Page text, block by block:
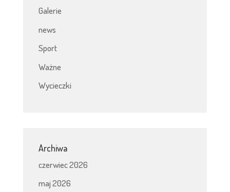
Galerie
news
Sport
Ważne
Wycieczki
Archiwa
czerwiec 2026
maj 2026